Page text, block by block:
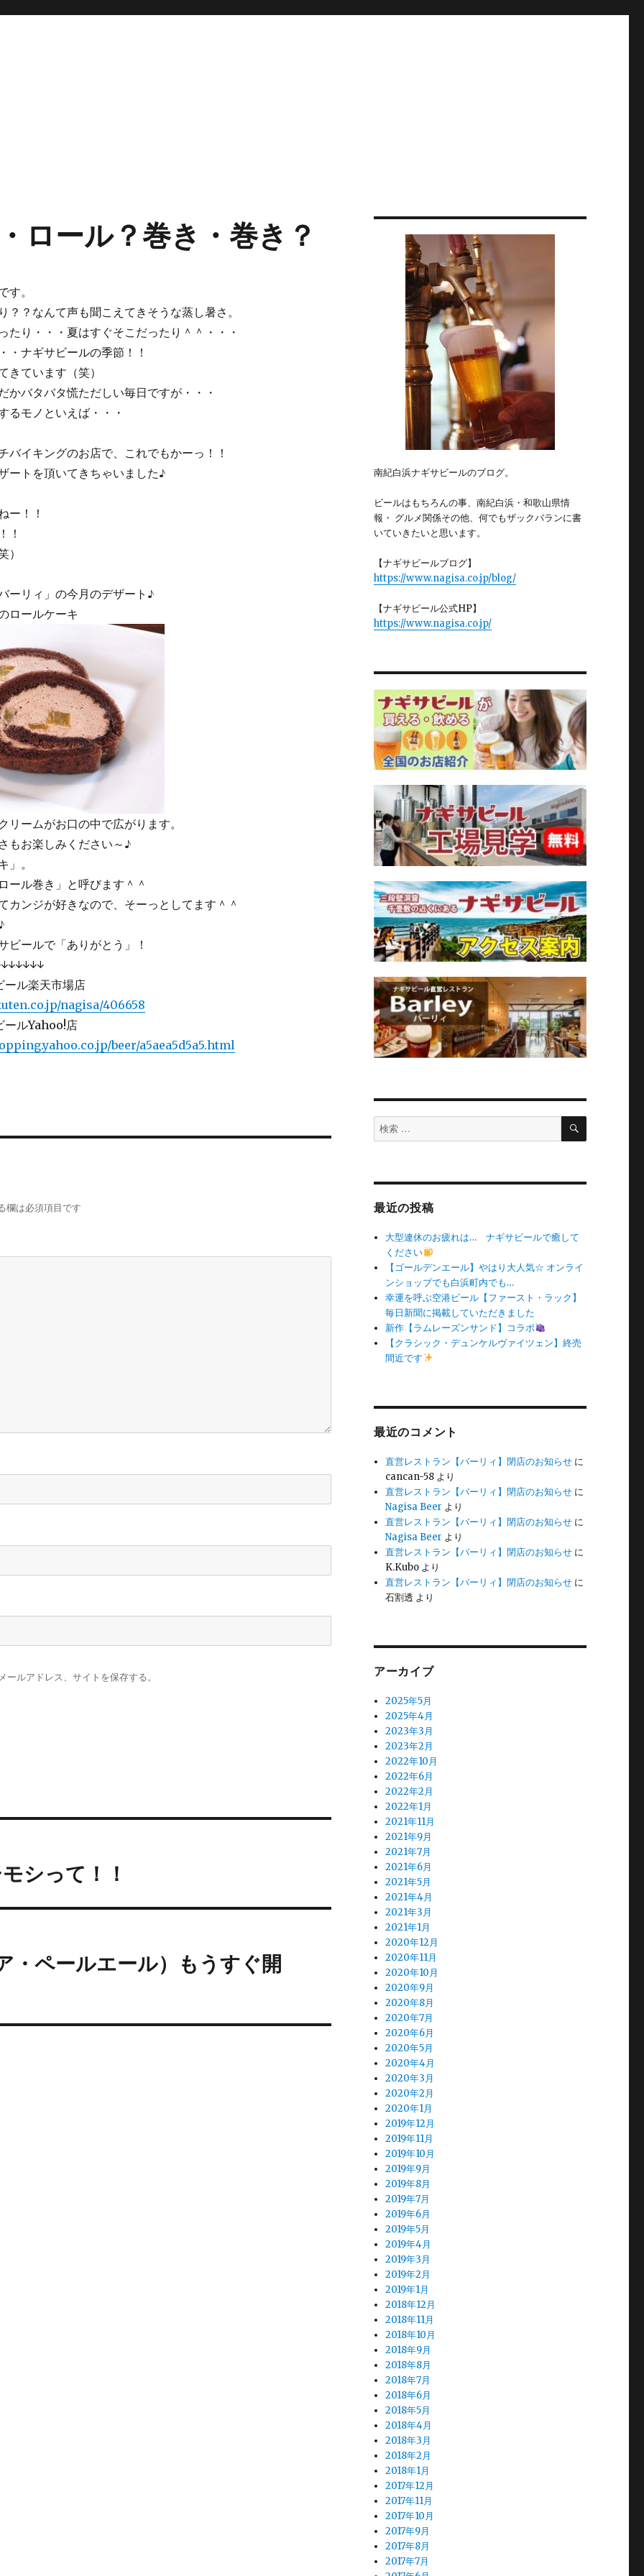
ロール？巻き・巻き？
す。
？？なんて声も聞こえてきそうな蒸し暑さ。
たり・・・夏はすぐそこだったり＾＾・・・
・ナギサビールの季節！！
きています（笑）
かバタバタ慌ただしい毎日ですが・・・
るモノといえば・・・
バイキングのお店で、これでもかーっ！！
ートを頂いてきちゃいました♪
ー！！
！
）
ーリィ」の今月のデザート♪
ロールケーキ
リームがお口の中で広がります。
もお楽しみください～♪
」。
ール巻き」と呼びます＾＾
カンジが好きなので、そーっとしてます＾＾
ビールで「ありがとう」！
ール楽天市場店
nagisa/406658
ールYahoo!店
beer/a5aea5d5a5.html
欄は必須項目です
ルアドレス、サイトを保存する。
シって！！
・ペールエール）もうすぐ開
南紀白浜ナギサビールのブログ。
ビールはもちろんの事、南紀白浜・和歌山県情
報・ グルメ関係その他、何でもザックバランに書
いていきたいと思います。
【ナギサビールブログ】
https://www.nagisa.co.jp/blog/
【ナギサビール公式HP】
https://www.nagisa.co.jp/
検
索
検
最近の投稿
大型連休のお疲れは… ナギサビールで癒して
ください
【ゴールデンエール】やはり大人気☆ オンライ
ンショップでも白浜町内でも…
幸運を呼ぶ空港ビール【ファースト・ラック】
毎日新聞に掲載していただきました
新作【ラムレーズンサンド】コラボ
【クラシック・デュンケルヴァイツェン】終売
間近です
最近のコメント
直営レストラン【バーリィ】閉店のお知らせ に
cancan-58 より
直営レストラン【バーリィ】閉店のお知らせ に
Nagisa Beer より
直営レストラン【バーリィ】閉店のお知らせ に
Nagisa Beer より
直営レストラン【バーリィ】閉店のお知らせ に
K.Kubo より
直営レストラン【バーリィ】閉店のお知らせ に
石割透 より
アーカイブ
2025年5月
2025年4月
2023年3月
2023年2月
2022年10月
2022年6月
2022年2月
2022年1月
2021年11月
2021年9月
2021年7月
2021年6月
2021年5月
2021年4月
2021年3月
2021年1月
2020年12月
2020年11月
2020年10月
2020年9月
2020年8月
2020年7月
2020年6月
2020年5月
2020年4月
2020年3月
2020年2月
2020年1月
2019年12月
2019年11月
2019年10月
2019年9月
2019年8月
2019年7月
2019年6月
2019年5月
2019年4月
2019年3月
2019年2月
2019年1月
2018年12月
2018年11月
2018年10月
2018年9月
2018年8月
2018年7月
2018年6月
2018年5月
2018年4月
2018年3月
2018年2月
2018年1月
2017年12月
2017年11月
2017年10月
2017年9月
2017年8月
2017年7月